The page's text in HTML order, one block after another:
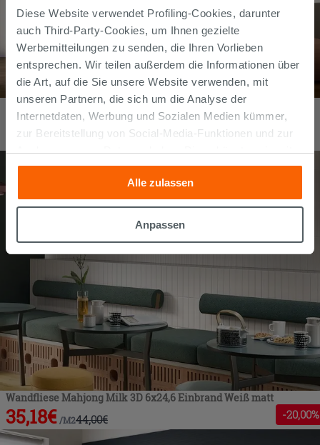
Diese Website verwendet Profiling-Cookies, darunter
auch Third-Party-Cookies, um Ihnen gezielte
Werbemitteilungen zu senden, die Ihren Vorlieben
entsprechen. Wir teilen außerdem die Informationen über
die Art, auf die Sie unsere Website verwenden, mit
unseren Partnern, die sich um die Analyse der
Internetdaten, Werbung und Sozialen Medien kümmer,
zur Bereitstellung von Social-Media-Funktionen und zur
Analyse unseres Datenverkehrs. Diese könnten sie mit
anderen Informationen, die Sie ihnen geliefert haben oder
die sie aufgrund Ihrer Verwendung ihrer Dienste
gesammelt haben, kombinieren. Falls Sie mehr wissen
möchten oder Ihre Zustimmung zu allen oder einigen
Zustimmung kann durch Klicken auf die Schaltfläche
„Cookies akzeptieren“ gegeben werden. Wenn Sie auf
die Schaltfläche "X" klicken, können Sie das Surfen erst
nach der Installation der technischen Cookies fortsetzen.
Alle zulassen
Anpassen
Wandfliese Velvet 3D Forest 30x90 dreidimensionalen Effekt
Grün
43,99 €
Wandfliese Mahjong Milk 3D 6x24,6 Einbrand Weiß matt
35,18€ /M244,00€ -20,00%